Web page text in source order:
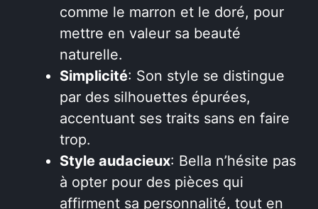
comme le marron et le doré, pour
mettre en valeur sa beauté
naturelle.
Simplicité: Son style se distingue
par des silhouettes épurées,
accentuant ses traits sans en faire
trop.
Style audacieux: Bella n’hésite pas
à opter pour des pièces qui
affirment sa personnalité, tout en